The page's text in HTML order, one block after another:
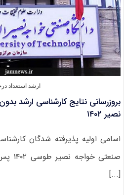
ارشد استعداد
بروزرسانی نتایج کارشناسی ارشد
نصیر ۱۴۰۲
اسامی اولیه پذیرفته شدگان
[...]